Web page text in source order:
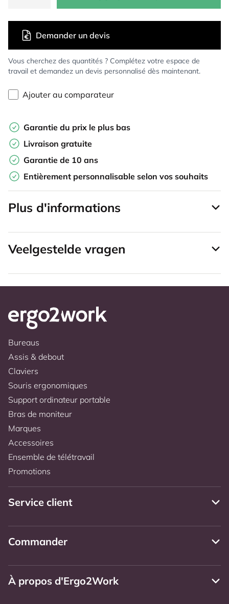
Vous cherchez des quantités ? Complétez votre espace de
travail et demandez un devis personnalisé dès maintenant.
Demander un devis
Ajouter au comparateur
Garantie du prix le plus bas
Livraison gratuite
Garantie de 10 ans
Entièrement personnalisable selon vos souhaits
Plus d'informations
Veelgestelde vragen
Bureaus
Assis & debout
Claviers
Souris ergonomiques
Support ordinateur portable
Bras de moniteur
Marques
Accessoires
Ensemble de télétravail
Promotions
Service client
Commander
À propos d'Ergo2Work